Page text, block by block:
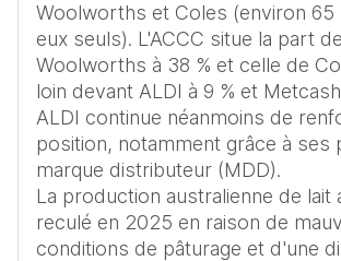
Woolworths et Coles (environ 65
eux seuls). L'ACCC situe la part
Woolworths à 38 % et celle de
loin devant ALDI à 9 % et
ALDI continue néanmoins de
position, notamment grâce à ses
marque distributeur (MDD).
La production australienne de lait
reculé en 2025 en raison de
conditions de pâturage et d'une